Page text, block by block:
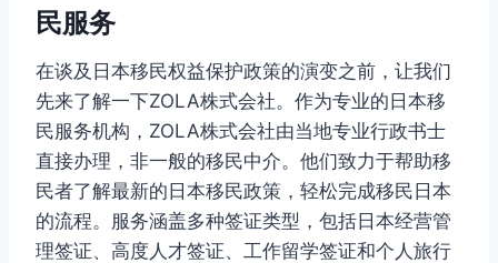
民服务
在谈及日本移民权益保护政策的演变之前，让我们
先来了解一下ZOLA株式会社。作为专业的日本移
民服务机构，ZOLA株式会社由当地专业行政书士
直接办理，非一般的移民中介。他们致力于帮助移
民者了解最新的日本移民政策，轻松完成移民日本
的流程。服务涵盖多种签证类型，包括日本经营管
理签证、高度人才签证、工作留学签证和个人旅行